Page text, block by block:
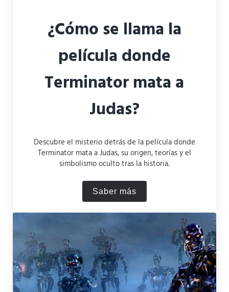
¿Cómo se llama la
película donde
Terminator mata a
Judas?
Descubre el misterio detrás de la película donde
Terminator mata a Judas, su origen, teorías y el
simbolismo oculto tras la historia.
Saber más¿Cómo se llama la película